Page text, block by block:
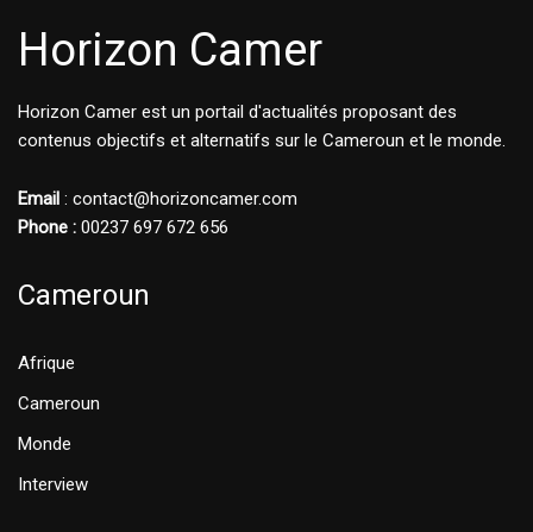
Horizon Camer
Horizon Camer est un portail d'actualités proposant des
contenus objectifs et alternatifs sur le Cameroun et le monde.
Email : contact@horizoncamer.com
Phone : 00237 697 672 656
Cameroun
Afrique
Cameroun
Monde
Interview